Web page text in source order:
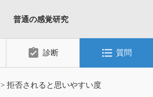
普通の感覚研究
assignment_turned_in 診断 format_list_bulleted 質問
>拒否されると思いやすい度